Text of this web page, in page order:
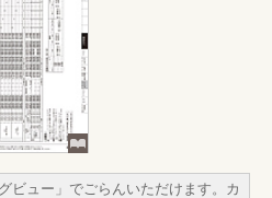
ビュー」でごらんいただけます。カ